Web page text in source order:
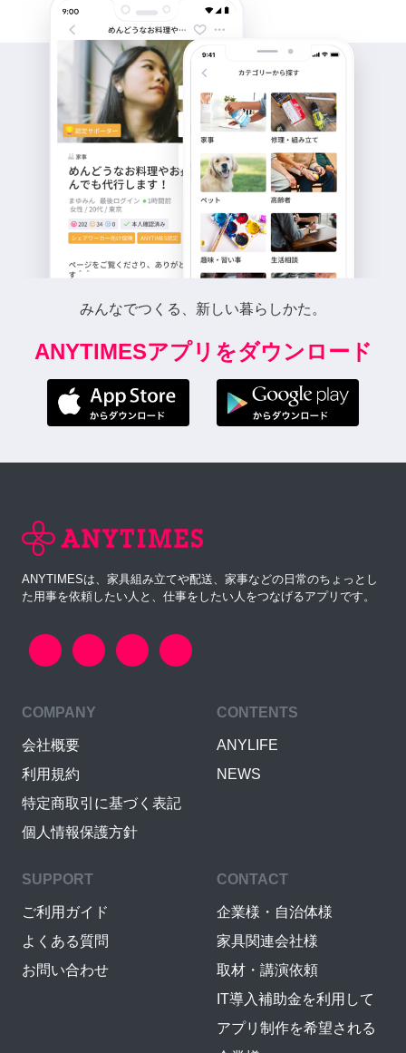
みんなでつくる、新しい暮らしかた。
ANYTIMESアプリをダウンロード
ANYTIMESは、家具組み立てや配送、家事などの日常のちょっとし
た用事を依頼したい人と、仕事をしたい人をつなげるアプリです。
COMPANY
会社概要
利用規約
特定商取引に基づく表記
個人情報保護方針
CONTENTS
ANYLIFE
NEWS
SUPPORT
ご利用ガイド
よくある質問
お問い合わせ
CONTACT
企業様・自治体様
家具関連会社様
取材・講演依頼
IT導入補助金を利用して
アプリ制作を希望される